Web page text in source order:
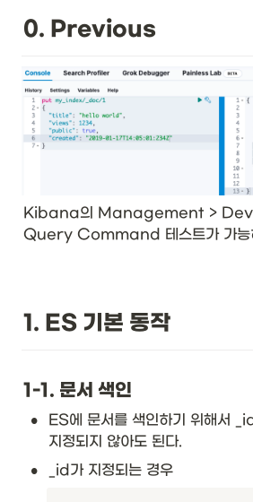
0. Previous
Kibana의 Management > Dev
Query Command 테스트가 가능
1. ES 기본 동작
1-1. 문서 색인
•
ES에 문서를 색인하기 위해서
지정되지 않아도 된다.
• _id가 지정되는 경우